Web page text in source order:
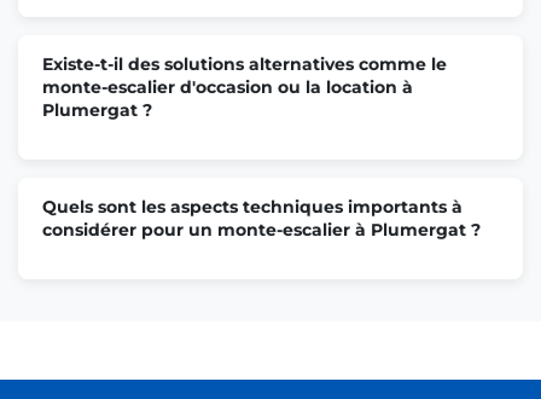
Existe-t-il des solutions alternatives comme le
monte-escalier d'occasion ou la location à
Plumergat ?
Quels sont les aspects techniques importants à
considérer pour un monte-escalier à Plumergat ?